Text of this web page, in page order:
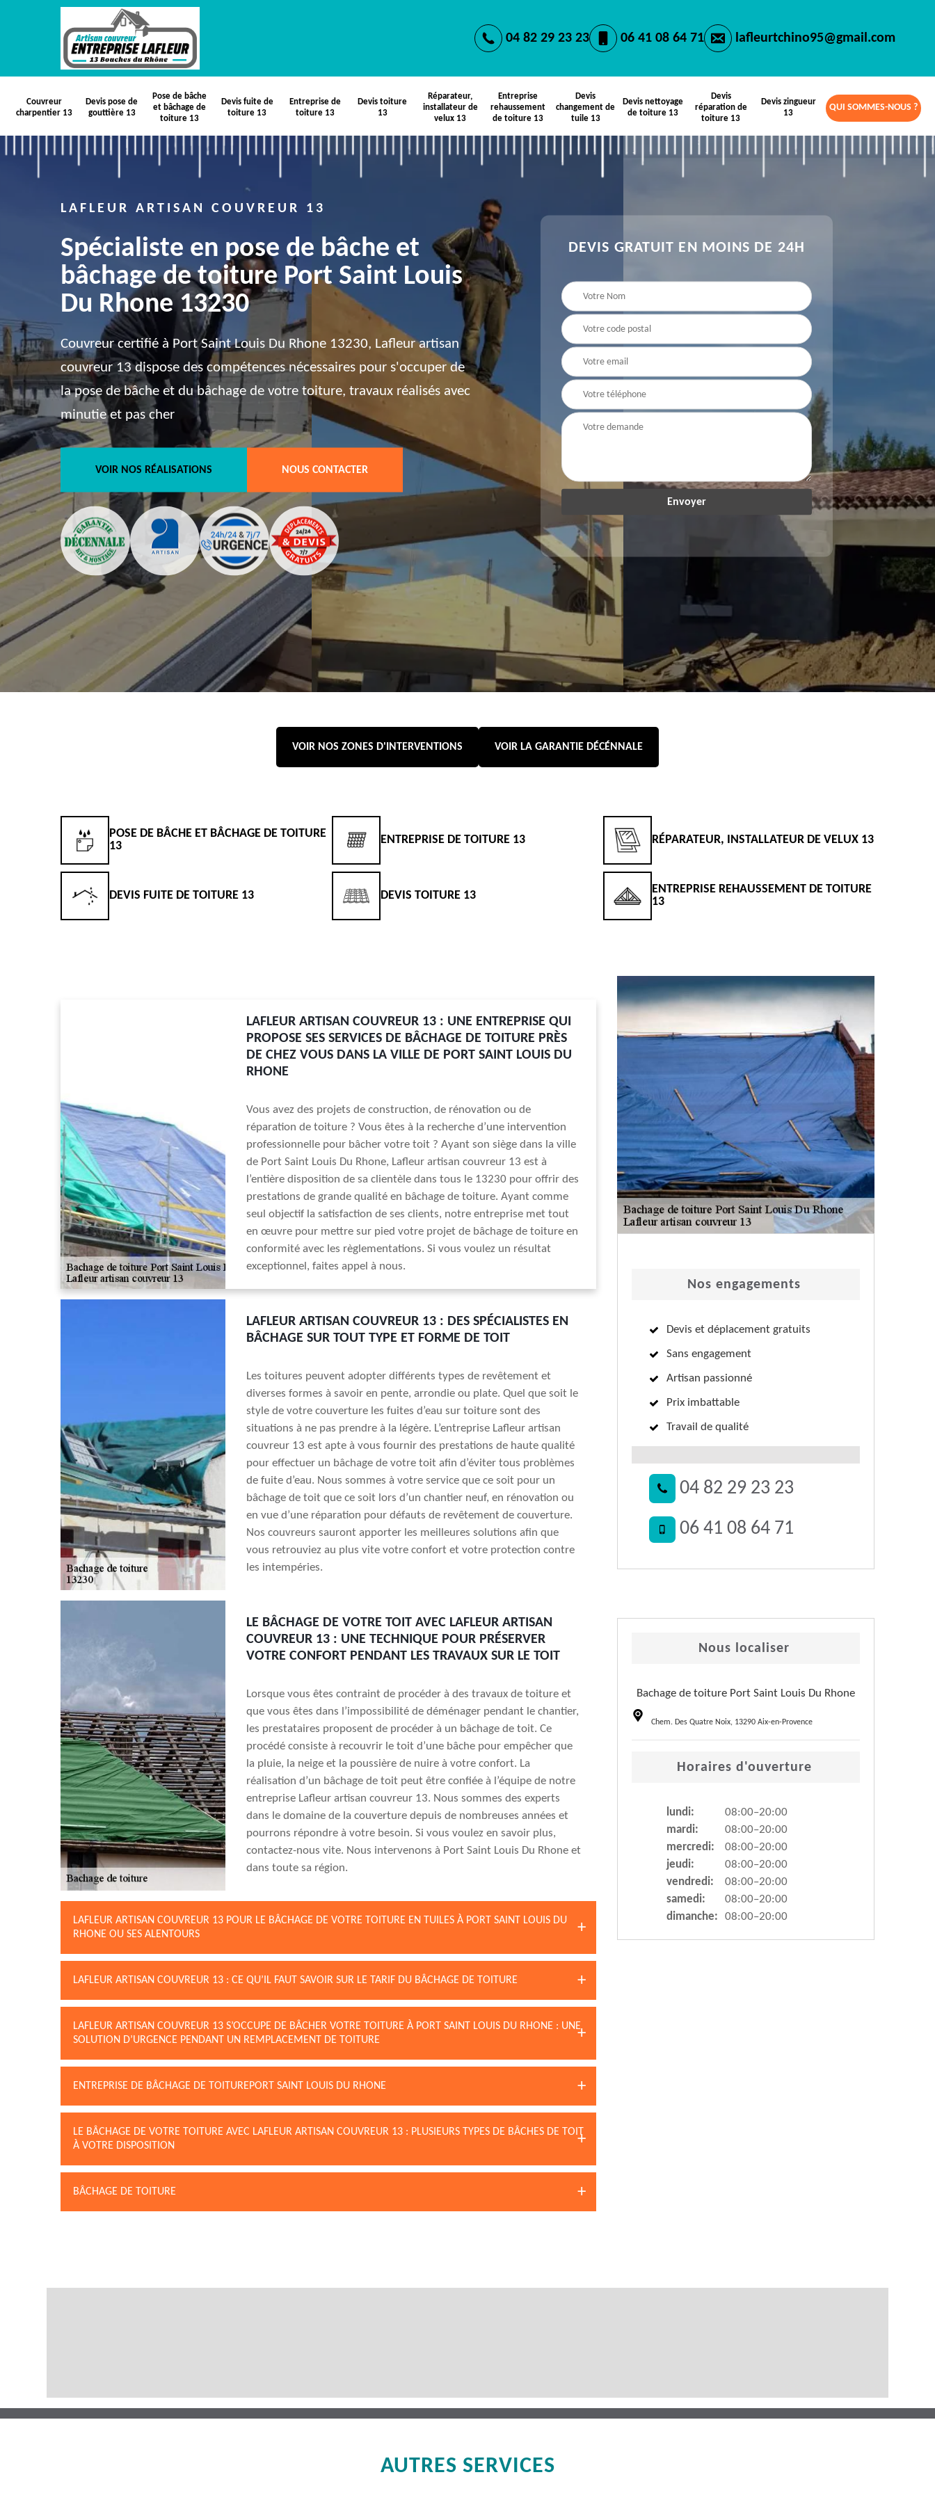
04 82 29 23 23 06 41 08 64 71 lafleurtchino95@gmail.com
Couvreur
charpentier 13
Devis pose de
gouttière 13
Pose de bâche
et bâchage de
toiture 13
Devis fuite de
toiture 13
Entreprise de
toiture 13
Devis toiture
13
Réparateur,
installateur de
velux 13
Entreprise
rehaussement
de toiture 13
Devis
changement de
tuile 13
Devis nettoyage
de toiture 13
Devis
réparation de
toiture 13
Devis zingueur
13
QUI SOMMES-NOUS ?
LAFLEUR ARTISAN COUVREUR 13
Spécialiste en pose de bâche et
bâchage de toiture Port Saint Louis
Du Rhone 13230
Couvreur certifié à Port Saint Louis Du Rhone 13230, Lafleur artisan
couvreur 13 dispose des compétences nécessaires pour s'occuper de
la pose de bâche et du bâchage de votre toiture, travaux réalisés avec
minutie et pas cher
VOIR NOS RÉALISATIONS NOUS CONTACTER
DEVIS GRATUIT EN MOINS DE 24H
VOIR NOS ZONES D'INTERVENTIONS VOIR LA GARANTIE DÉCÉNNALE
POSE DE BÂCHE ET BÂCHAGE DE TOITURE
13
DEVIS FUITE DE TOITURE 13
ENTREPRISE DE TOITURE 13
DEVIS TOITURE 13
RÉPARATEUR, INSTALLATEUR DE VELUX 13
ENTREPRISE REHAUSSEMENT DE TOITURE
13
LAFLEUR ARTISAN COUVREUR 13 : UNE ENTREPRISE QUI
PROPOSE SES SERVICES DE BÂCHAGE DE TOITURE PRÈS
DE CHEZ VOUS DANS LA VILLE DE PORT SAINT LOUIS DU
RHONE
Vous avez des projets de construction, de rénovation ou de
réparation de toiture ? Vous êtes à la recherche d’une intervention
professionnelle pour bâcher votre toit ? Ayant son siège dans la ville
de Port Saint Louis Du Rhone, Lafleur artisan couvreur 13 est à
l’entière disposition de sa clientèle dans tous le 13230 pour offrir des
prestations de grande qualité en bâchage de toiture. Ayant comme
seul objectif la satisfaction de ses clients, notre entreprise met tout
en œuvre pour mettre sur pied votre projet de bâchage de toiture en
conformité avec les règlementations. Si vous voulez un résultat
exceptionnel, faites appel à nous.
LAFLEUR ARTISAN COUVREUR 13 : DES SPÉCIALISTES EN
BÂCHAGE SUR TOUT TYPE ET FORME DE TOIT
Les toitures peuvent adopter différents types de revêtement et
diverses formes à savoir en pente, arrondie ou plate. Quel que soit le
style de votre couverture les fuites d’eau sur toiture sont des
situations à ne pas prendre à la légère. L’entreprise Lafleur artisan
couvreur 13 est apte à vous fournir des prestations de haute qualité
pour effectuer un bâchage de votre toit afin d’éviter tous problèmes
de fuite d’eau. Nous sommes à votre service que ce soit pour un
bâchage de toit que ce soit lors d’un chantier neuf, en rénovation ou
en vue d’une réparation pour défauts de revêtement de couverture.
Nos couvreurs sauront apporter les meilleures solutions afin que
vous retrouviez au plus vite votre confort et votre protection contre
les intempéries.
LE BÂCHAGE DE VOTRE TOIT AVEC LAFLEUR ARTISAN
COUVREUR 13 : UNE TECHNIQUE POUR PRÉSERVER
VOTRE CONFORT PENDANT LES TRAVAUX SUR LE TOIT
Lorsque vous êtes contraint de procéder à des travaux de toiture et
que vous êtes dans l’impossibilité de déménager pendant le chantier,
les prestataires proposent de procéder à un bâchage de toit. Ce
procédé consiste à recouvrir le toit d’une bâche pour empêcher que
la pluie, la neige et la poussière de nuire à votre confort. La
réalisation d’un bâchage de toit peut être confiée à l’équipe de notre
entreprise Lafleur artisan couvreur 13. Nous sommes des experts
dans le domaine de la couverture depuis de nombreuses années et
pourrons répondre à votre besoin. Si vous voulez en savoir plus,
contactez-nous vite. Nous intervenons à Port Saint Louis Du Rhone et
dans toute sa région.
LAFLEUR ARTISAN COUVREUR 13 POUR LE BÂCHAGE DE VOTRE TOITURE EN TUILES À PORT SAINT LOUIS DU
RHONE OU SES ALENTOURS
LAFLEUR ARTISAN COUVREUR 13 : CE QU’IL FAUT SAVOIR SUR LE TARIF DU BÂCHAGE DE TOITURE
LAFLEUR ARTISAN COUVREUR 13 S’OCCUPE DE BÂCHER VOTRE TOITURE À PORT SAINT LOUIS DU RHONE : UNE
SOLUTION D’URGENCE PENDANT UN REMPLACEMENT DE TOITURE
ENTREPRISE DE BÂCHAGE DE TOITUREPORT SAINT LOUIS DU RHONE
LE BÂCHAGE DE VOTRE TOITURE AVEC LAFLEUR ARTISAN COUVREUR 13 : PLUSIEURS TYPES DE BÂCHES DE TOIT
À VOTRE DISPOSITION
BÂCHAGE DE TOITURE
Nos engagements
Devis et déplacement gratuits
Sans engagement
Artisan passionné
Prix imbattable
Travail de qualité
04 82 29 23 23
06 41 08 64 71
Nous localiser
Bachage de toiture Port Saint Louis Du Rhone
Chem. Des Quatre Noix, 13290 Aix-en-Provence
Horaires d'ouverture
lundi:
08:00–20:00
mardi:
08:00–20:00
mercredi:
08:00–20:00
jeudi:
08:00–20:00
vendredi:
08:00–20:00
samedi:
08:00–20:00
dimanche:
08:00–20:00
AUTRES SERVICES